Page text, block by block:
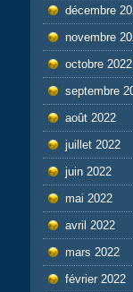
décembre
novembre
octobre 2022
septembre
août 2022
juillet 2022
juin 2022
mai 2022
avril 2022
mars 2022
février 2022